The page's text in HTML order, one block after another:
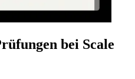
bei Scale